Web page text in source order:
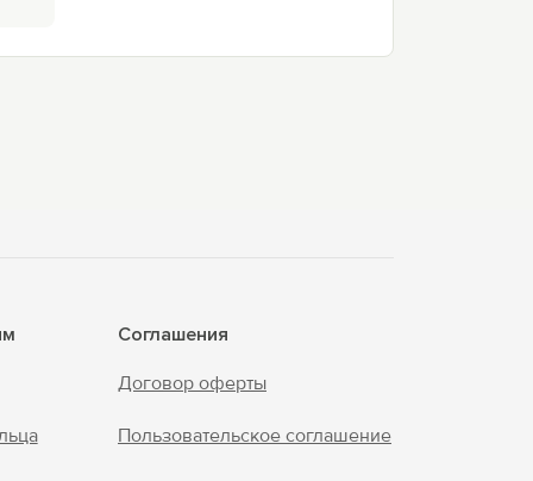
Соглашения
Договор оферты
Пользовательское соглашение